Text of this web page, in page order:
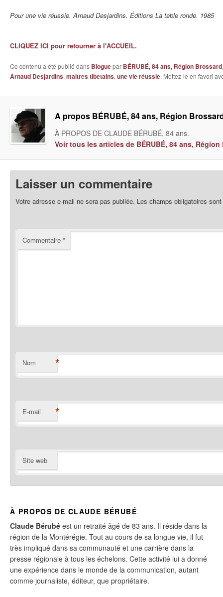
Pour une vie réussie. Arnaud Desjardins. Éditions La table ronde. 1985
CLIQUEZ ICI pour retourner à l'ACCUEIL.
Ce contenu a été publié dans Bloguepar BÉRUBÉ, 84 ans, Région Brossard
Arnaud Desjardins,maitres tibetains,une vie réussie. Mettez-le en favori
A propos BÉRUBÉ, 84 ans, Région
À PROPOS DE CLAUDE BÉRUBÉ, 84 ans.
Voir tous les articles de BÉRUBÉ, 84 ans,
Laisser un commentaire
Votre adresse e-mail ne sera pas publiée. Les champs obligatoires
Commentaire *
Nom *
E-mail *
Site web
À PROPOS DE CLAUDE BÉRUBÉ
Claude Bérubé est un retraité âgé de 83 ans. Il réside dans la
région de la Montérégie. Tout au cours de sa longue vie, il fut
très impliqué dans sa communauté et une carrière dans la
presse régionale à tous les échelons. Cette activité lui a donné
une expérience dans le monde de la communication, autant
comme journaliste, éditeur, que propriétaire.